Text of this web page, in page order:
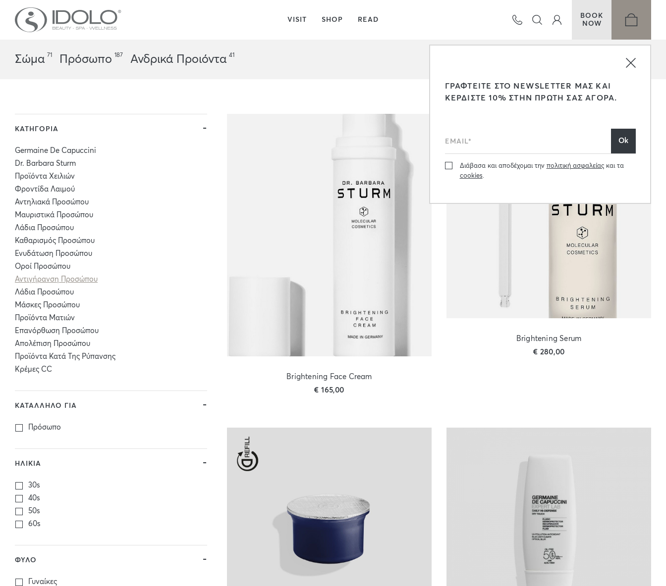
VISIT SHOP READ
BOOK
NOW
ΓΡΑΦΤΕΙΤΕ ΣΤΟ NEWSLETTER ΜΑΣ ΚΑΙ
ΚΕΡΔΙΣΤΕ 10% ΣΤΗΝ ΠΡΩΤΗ ΣΑΣ ΑΓΟΡΑ.
Διάβασα και αποδέχομαι την πολιτική ασφαλείαςκαι τα
cookies
Σώμα 71 Πρόσωπο 187 Ανδρικά Προιόντα 41
ΚΑΤΗΓΟΡΙΑ
Germaine De Capuccini
Dr. Barbara Sturm
Προϊόντα Χειλιών
Φροντίδα Λαιμού
Αντηλιακά Προσώπου
Μαυριστικά Προσώπου
Λάδια Προσώπου
Καθαρισμός Προσώπου
Ενυδάτωση Προσώπου
Οροί Προσώπου
Αντιγήρανση Προσώπου
Λάδια Προσώπου
Μάσκες Προσώπου
Προϊόντα Ματιών
Επανόρθωση Προσώπου
Απολέπιση Προσώπου
Προϊόντα Κατά Της Ρύπανσης
Κρέμες CC
ΚΑΤΑΛΛΗΛΟ ΓΙΑ
Πρόσωπο
ΗΛΙΚΙΑ
30s
40s
50s
60s
ΦΥΛΟ
Γυναίκες
Brightening Face Cream
€ 165,00
Brightening Serum
€ 280,00